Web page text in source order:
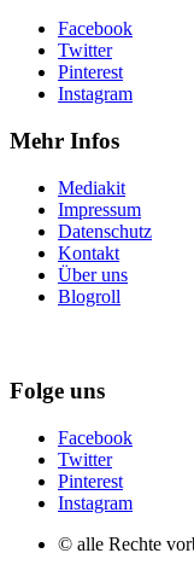
Facebook
Twitter
Pinterest
Instagram
Mehr Infos
Mediakit
Impressum
Datenschutz
Kontakt
Über uns
Blogroll
Folge uns
Facebook
Twitter
Pinterest
Instagram
© alle Rechte